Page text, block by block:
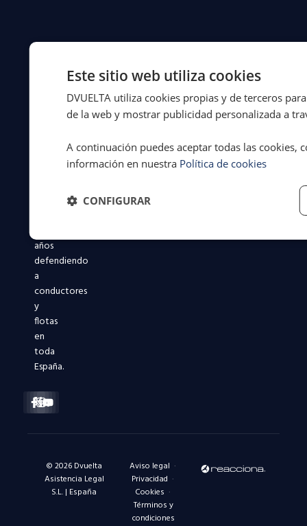
servicios
movilidad
años
defendiendo
a
conductores
y
flotas
en
toda
España.
Facebook-
f
X-
twitter
Instagram
Linkedin-
in
Youtube
PARTICULARES
Protección Total al Conductor
Protección Total al Motorista
Protección Total Zero Emisiones
© 2026 Dvuelta
Asistencia Legal
S.L. | España
Aviso legal ·
Privacidad ·
Cookies ·
Términos y
condiciones
Este sitio web utiliza cookies
DVUELTA utiliza cookies propias y de terceros
de la web y mostrar publicidad personalizada a
A continuación puedes aceptar todas las cookies,
información en nuestra Política de cookies
CONFIGURAR